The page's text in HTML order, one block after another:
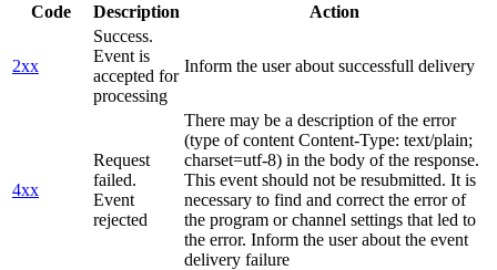
Code Description Action
2xx
Success.
Event is
accepted for
processing
Inform the user about successfull delivery
4xx
Request
failed.
Event
rejected
There may be a description of the error
(type of content Content-Type: text/plain;
charset=utf-8) in the body of the response.
This event should not be resubmitted. It is
necessary to find and correct the error of
the program or channel settings that led to
the error. Inform the user about the event
delivery failure